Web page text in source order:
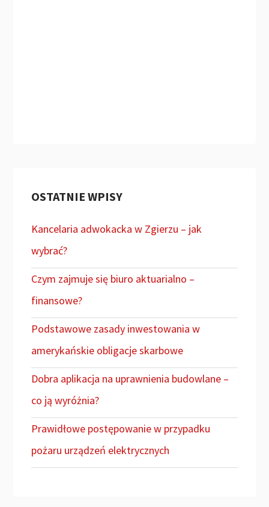
OSTATNIE WPISY
Kancelaria adwokacka w Zgierzu – jak
wybrać?
Czym zajmuje się biuro aktuarialno –
finansowe?
Podstawowe zasady inwestowania w
amerykańskie obligacje skarbowe
Dobra aplikacja na uprawnienia budowlane –
co ją wyróżnia?
Prawidłowe postępowanie w przypadku
pożaru urządzeń elektrycznych